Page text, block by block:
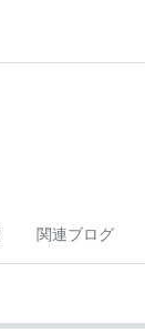
関連ブログ